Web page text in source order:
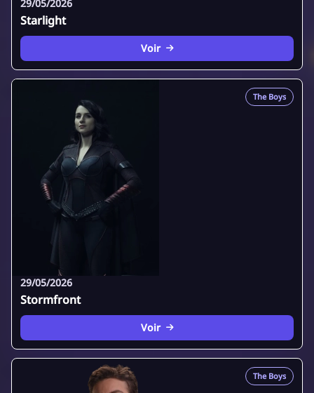
29/05/2026
Starlight
Voir
The Boys
29/05/2026
Stormfront
Voir
The Boys